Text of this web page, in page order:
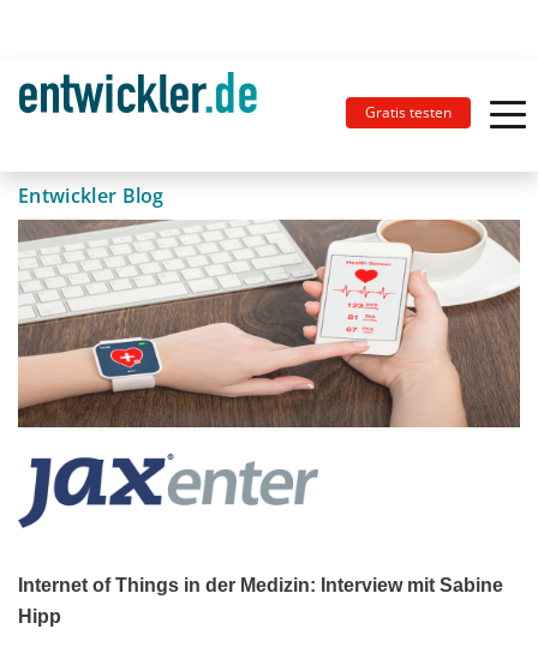
Gratis testen
Entwickler Blog
Internet of Things in der Medizin: Interview mit Sabine
Hipp